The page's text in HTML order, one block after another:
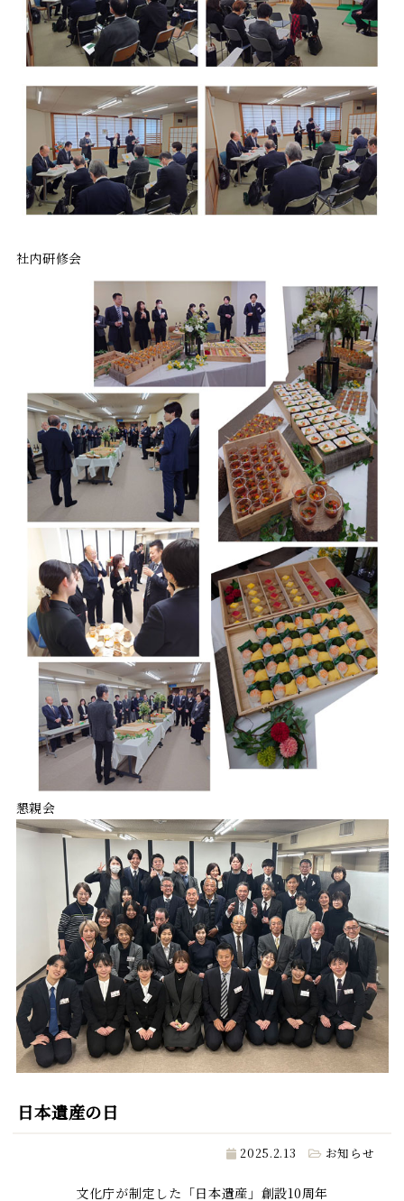
社内研修会
懇親会
日本遺産の日
2025.2.13 お知らせ
文化庁が制定した「日本遺産」創設10周年